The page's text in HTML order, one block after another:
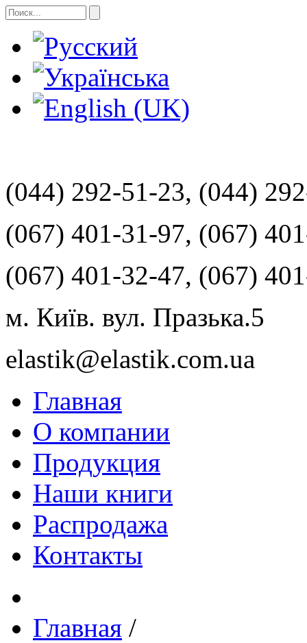
(044) 292-51-23, (044)
(067) 401-31-97, (067)
(067) 401-32-47, (067)
м. Київ. вул. Празька.5
elastik@elastik.com.ua
Главная
О компании
Продукция
Наши книги
Распродажа
Контакты
Главная /